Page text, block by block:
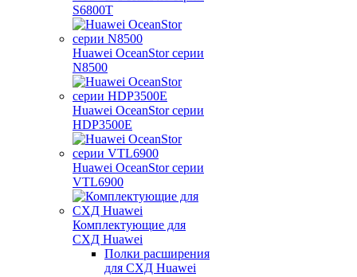
S6800T
Huawei OceanStor серии
N8500
Huawei OceanStor серии
HDP3500E
Huawei OceanStor серии
VTL6900
Комплектующие для
СХД Huawei
Полки расширения
для СХД Huawei